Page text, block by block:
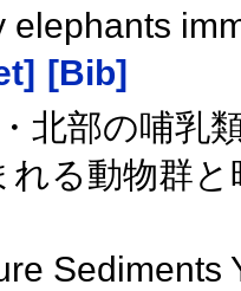
elephants
[Bib]
北部の哺乳
れる動物群
Sediments